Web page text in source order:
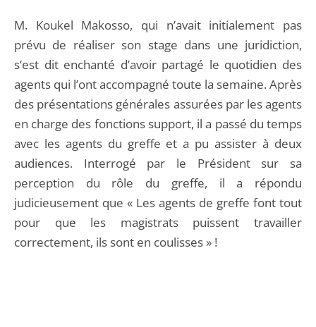
M. Koukel Makosso, qui n’avait initialement pas
prévu de réaliser son stage dans une juridiction,
s’est dit enchanté d’avoir partagé le quotidien des
agents qui l’ont accompagné toute la semaine. Après
des présentations générales assurées par les agents
en charge des fonctions support, il a passé du temps
avec les agents du greffe et a pu assister à deux
audiences. Interrogé par le Président sur sa
perception du rôle du greffe, il a répondu
judicieusement que « Les agents de greffe font tout
pour que les magistrats puissent travailler
correctement, ils sont en coulisses » !